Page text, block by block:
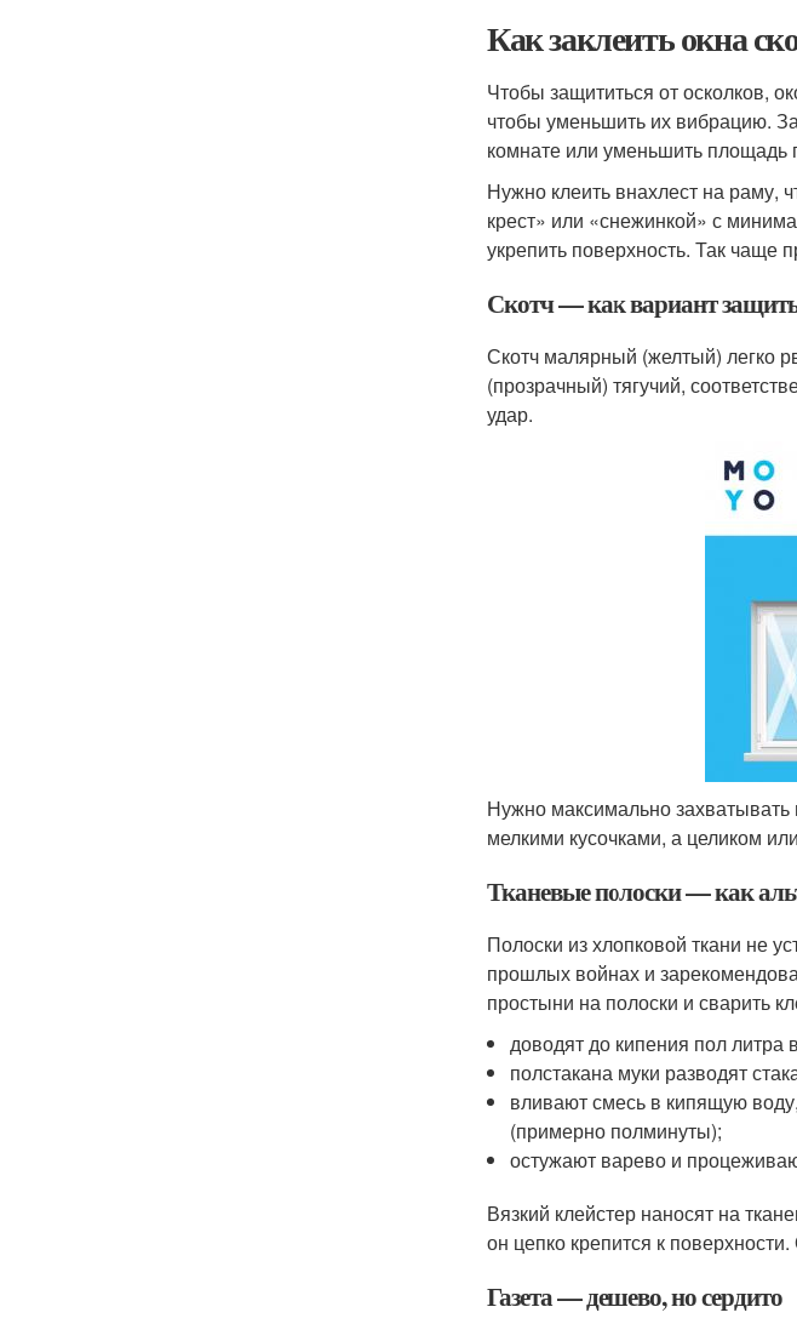
Как заклеить окна
Чтобы защититься от осколков,
чтобы уменьшить их вибрацию.
комнате или уменьшить площадь
Нужно клеить внахлест на раму,
крест» или «‎снежинкой» с
укрепить поверхность. Так чаще
Скотч — как вариант
Скотч малярный (желтый) легко
(прозрачный) тягучий,
удар.
Нужно максимально захватывать
мелкими кусочками, а целиком
Тканевые полоски — как
Полоски из хлопковой ткани не
прошлых войнах и
простыни на полоски и сварить
доводят до кипения пол литра
полстакана муки разводят
вливают смесь в кипящую
(примерно полминуты);
остужают варево и
Вязкий клейстер наносят на
он цепко крепится к
Газета — дешево, но сердито